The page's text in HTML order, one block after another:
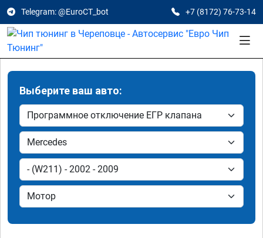
Telegram: @EuroCT_bot +7 (8172) 76-73-14
Выберите ваш авто: